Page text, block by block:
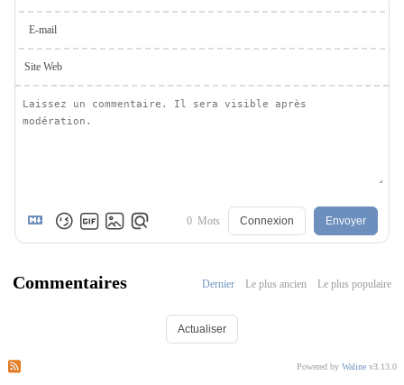
E-mail
Site Web
0 Mots Connexion Envoyer
Commentaires Dernier Le plus ancien Le plus populaire
Actualiser
S’abonner aux commentaires de ce sitePowered by Waline v3.13.0